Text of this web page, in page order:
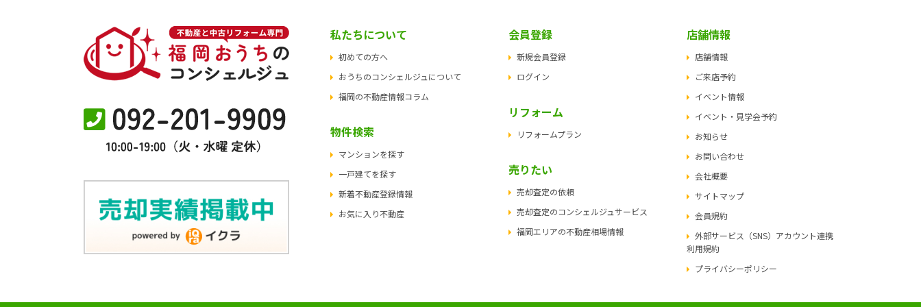
私たちについて
初めての方へ
おうちのコンシェルジュについて
福岡の不動産情報コラム
物件検索
マンションを探す
一戸建てを探す
新着不動産登録情報
お気に入り不動産
会員登録
新規会員登録
ログイン
リフォーム
リフォームプラン
売りたい
売却査定の依頼
売却査定のコンシェルジュサービス
福岡エリアの不動産相場情報
店舗情報
店舗情報
ご来店予約
イベント情報
イベント・見学会予約
お知らせ
お問い合わせ
会社概要
サイトマップ
会員規約
外部サービス（SNS）アカウント連携
利用規約
プライバシーポリシー